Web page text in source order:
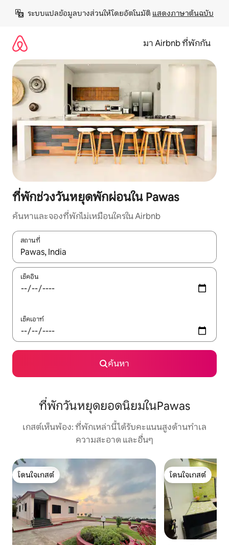
เนื้อหา
ระบบแปลข้อมูลบางส่วนให้โดยอัตโนมัติ แสดงภาษาต้นฉบับ
มา Airbnb ที่พักกัน
ที่พักช่วงวันหยุดพักผ่อนใน Pawas
ค้นหาและจองที่พักไม่เหมือนใครใน Airbnb
สถานที่
ใช้ลูกศรขึ้นลง หรือใช้การสัมผัสหรือปัด เพื่อสำรวจผลการค้นหา
เช็คอิน
เช็คเอาท์
ค้นหา
ที่พักวันหยุดยอดนิยมในPawas
เกสต์เห็นพ้อง: ที่พักเหล่านี้ได้รับคะแนนสูงด้านทำเล
ความสะอาด และอื่นๆ
โดนใจเกสต์
โดนใจเกสต์
โดนใจเกสต์
โดนใจเกสต์